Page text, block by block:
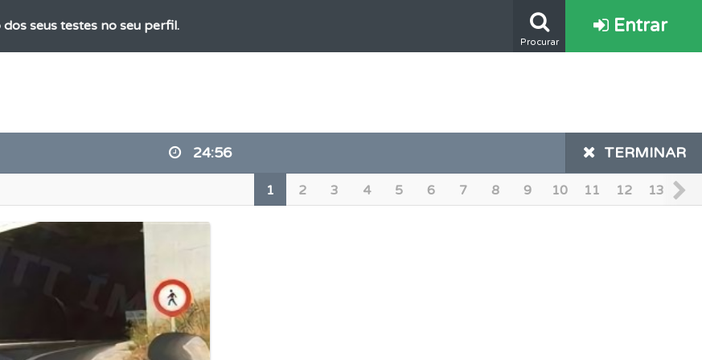
dos seus testes no seu perfil.
que recomendamos para obter os melhores resultados.
lhe as questões mais falhadas na plataforma.
dá-lhe uma ideia da sua preparação para o exame.
da estrada na nossa biblioteca.
teclado para responder aos testes mais rapidamente.
Procurar
Entrar
24:56 TERMINAR
1 2 3 4 5 6 7 8 9 10 11 12 13 14